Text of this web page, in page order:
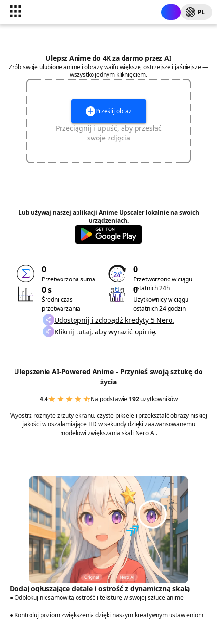
PL
Ulepsz Anime do 4K za darmo przez AI
Zrób swoje ulubione anime i obrazy waifu większe, ostrzejsze i jaśniejsze —
wszystko jednym kliknięciem.
Prześlij obraz
Przeciągnij i upuść, aby przesłać
swoje zdjęcia
Lub używaj naszej aplikacji Anime Upscaler lokalnie na swoich
urządzeniach.
0
Przetworzona suma
0
Przetworzono w ciągu
ostatnich 24h
0 s
Średni czas
przetwarzania
0
Użytkownicy w ciągu
ostatnich 24 godzin
Udostępnij i zdobądź kredyty 5 Nero.
Kliknij tutaj, aby wyrazić opinię.
Ulepszenie AI-Powered Anime - Przynieś swoją sztukę do
życia
4.4 Na podstawie 192użytkowników
Wyostrz rozmyte zrzuty ekranu, czyste piksele i przekształć obrazy niskiej
jakości w oszałamiające HD w sekundy dzięki zaawansowanemu
modelowi zwiększania skali Nero AI.
Dodaj ogłuszające detale i ostrość z dynamiczną skalą
● Odblokuj niesamowitą ostrość i teksturę w swojej sztuce anime
● Kontroluj poziom zwiększenia dzięki naszym kreatywnym ustawieniom